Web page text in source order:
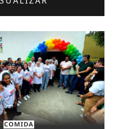
COMIDA